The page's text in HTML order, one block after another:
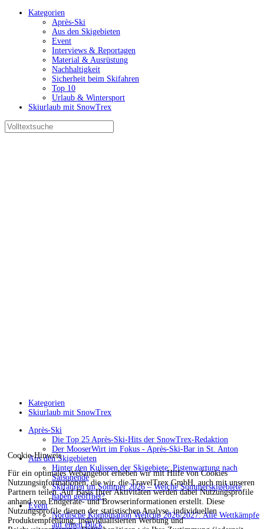
Cookie-Hinweis
Für ein optimales Webangebot erheben wir mit Hilfe von Cookies
Nutzungsinformationen, die wir, die TravelTrex GmbH, auch mit unseren
Partnern teilen. Auf Basis Ihrer Aktivitäten werden dabei Nutzungsprofile
anhand von Endgeräte- und Browserinformationen erstellt. Diese
Nutzungsprofile dienen der statistischen Analyse, individuellen
Produktempfehlung, individualisierten Werbung und
Kategorien
Après-Ski
Aus den Skigebieten
Event
Interviews & Reportagen
Material & Ausrüstung
Nachhaltigkeit
Sicherheit beim Skifahren
Top 10
Urlaub & Wintersport
Skiurlaub mit SnowTrex
Kategorien
Skiurlaub mit SnowTrex
Après-Ski
Die Top 25 Après-Ski-Hits der SnowTrex-Redaktion
Der MooserWirt im Fokus - Après-Ski-Bar in St. Anton
Aus den Skigebieten
Hinter den Kulissen der Skigebiete: Pistenwartung nach
Saisonende
Skifahren im Sommer 2026 – Welche Sommerskigebiete
haben geöffnet?
Event
Nordische Kombination Weltcup 2026/2027: Alle Wettkämpfe
auf einen Blick